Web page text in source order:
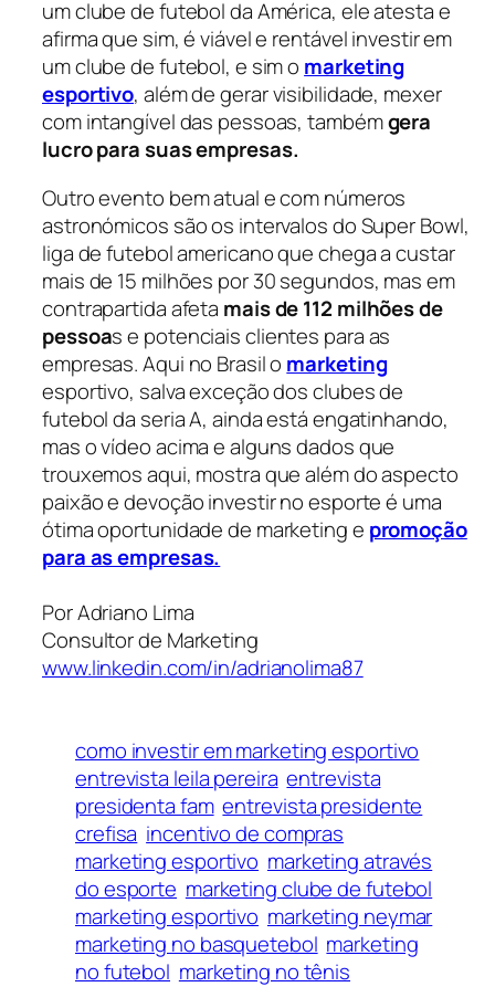
um clube de futebol da América, ele atesta e
afirma que sim, é viável e rentável investir em
um clube de futebol, e sim o marketing
esportivo, além de gerar visibilidade, mexer
com intangível das pessoas, tambémgera
lucro para suas empresas.
Outro evento bem atual e com números
astronómicos são os intervalos do Super Bowl,
liga de futebol americano que chega a custar
mais de 15 milhões por 30 segundos, mas em
contrapartida afeta mais de 112 milhões de
pessoas e potenciais clientes para as
empresas. Aqui no Brasil o marketing
esportivo, salva exceção dos clubes de
futebol da seria A, ainda está engatinhando,
mas o vídeo acima e alguns dados que
trouxemos aqui, mostra que além do aspecto
paixão e devoção investir no esporte é uma
ótima oportunidade de marketing e promoção
para as empresas.
Por Adriano Lima
Consultor de Marketing
www.linkedin.com/in/adrianolima87
como investir em marketing esportivo
entrevista leila pereira entrevista
presidenta fam entrevista presidente
crefisa incentivo de compras
marketing esportivo marketing através
do esporte marketing clube de futebol
marketing esportivo marketing neymar
marketing no basquetebol marketing
no futebol marketing no tênis